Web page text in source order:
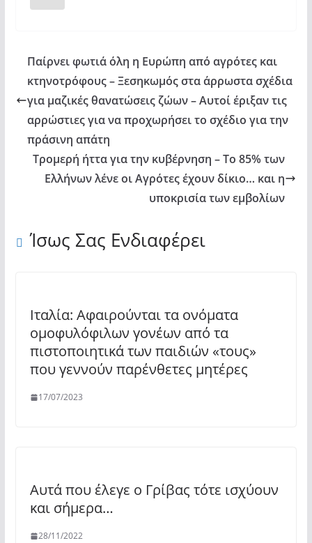
Παίρνει φωτιά όλη η Ευρώπη από αγρότες και
κτηνοτρόφους – Ξεσηκωμός στα άρρωστα σχέδια
για μαζικές θανατώσεις ζώων – Αυτοί έριξαν τις
αρρώστιες για να προχωρήσει το σχέδιο για την
πράσινη απάτη
Τρομερή ήττα για την κυβέρνηση – Το 85% των
Ελλήνων λένε οι Αγρότες έχουν δίκιο… και η
υποκρισία των εμβολίων
Ίσως Σας Ενδιαφέρει
Ιταλία: Αφαιρούνται τα ονόματα
ομοφυλόφιλων γονέων από τα
πιστοποιητικά των παιδιών «τους»
που γεννούν παρένθετες μητέρες
17/07/2023
Αυτά που έλεγε ο Γρίβας τότε ισχύουν
και σήμερα…
28/11/2022